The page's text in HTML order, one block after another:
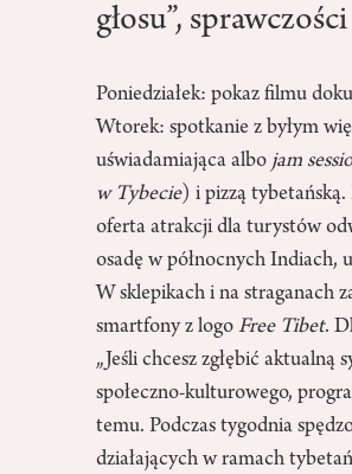
głosu”,
Poniedziałek: pokaz filmu
Wtorek: spotkanie z byłym
uświadamiająca albo jam
w Tybecie) i pizzą tybetańską.
oferta atrakcji dla turystów
osadę w północnych Indiach,
W sklepikach i na straganach
smartfony z logoFree Tibet.
„Jeśli chcesz zgłębić
społeczno-kulturowego,
temu. Podczas tygodnia
działających w ramach